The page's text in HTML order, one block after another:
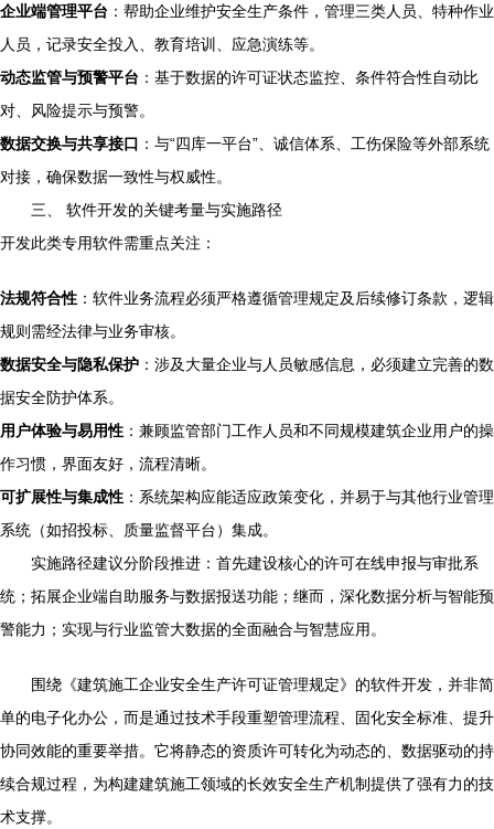
企业端管理平台 ：帮助企业维护安全生产条件，管理三类人员、特种作业
人员，记录安全投入、教育培训、应急演练等。
动态监管与预警平台 ：基于数据的许可证状态监控、条件符合性自动比
对、风险提示与预警。
数据交换与共享接口 ：与“四库一平台”、诚信体系、工伤保险等外部系统
对接，确保数据一致性与权威性。
三、 软件开发的关键考量与实施路径
开发此类专用软件需重点关注：
法规符合性 ：软件业务流程必须严格遵循管理规定及后续修订条款，逻辑
规则需经法律与业务审核。
数据安全与隐私保护 ：涉及大量企业与人员敏感信息，必须建立完善的数
据安全防护体系。
用户体验与易用性 ：兼顾监管部门工作人员和不同规模建筑企业用户的操
作习惯，界面友好，流程清晰。
可扩展性与集成性 ：系统架构应能适应政策变化，并易于与其他行业管理
系统（如招投标、质量监督平台）集成。
实施路径建议分阶段推进：首先建设核心的许可在线申报与审批系
统；拓展企业端自助服务与数据报送功能；继而，深化数据分析与智能预
警能力；实现与行业监管大数据的全面融合与智慧应用。
围绕《建筑施工企业安全生产许可证管理规定》的软件开发，并非简
单的电子化办公，而是通过技术手段重塑管理流程、固化安全标准、提升
协同效能的重要举措。它将静态的资质许可转化为动态的、数据驱动的持
续合规过程，为构建建筑施工领域的长效安全生产机制提供了强有力的技
术支撑。